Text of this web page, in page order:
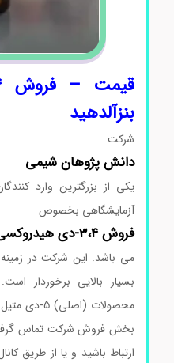
بنزآلدهید
شرکت
دانش پژوهان شیمی
یکی از بزرگترین وارد
آزمایشگاهی بخصوص
فروش 3،4-دی هیدروکسی بنزآلدهید
می باشد. این شرکت در زمینه
بسیار بالایی برخوردار
بخش فروش شرکت تماس گرفته
ارتباط باشید و یا از طریق